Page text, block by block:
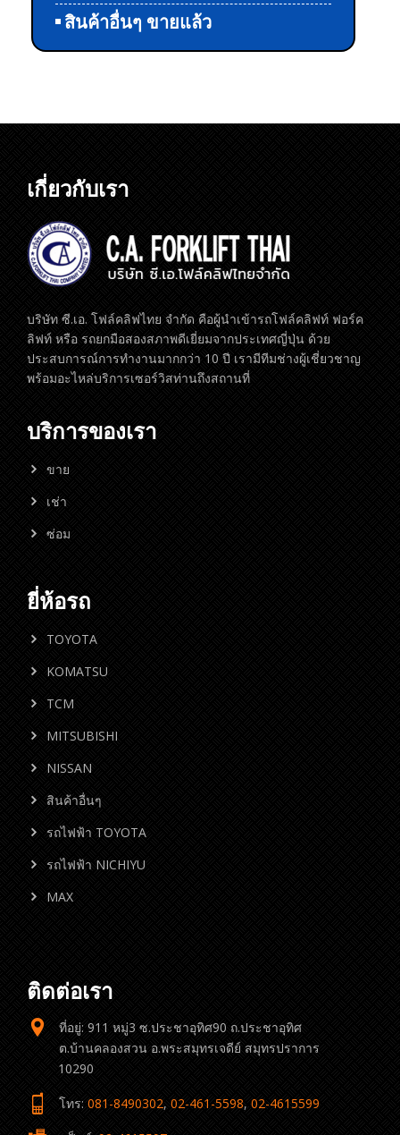
สินค้าอื่นๆ ขายแล้ว
เกี่ยวกับเรา
บริษัท ซี.เอ. โฟล์คลิฟไทย จำกัด คือผู้นำเข้ารถโฟล์คลิฟท์ ฟอร์ค
ลิฟท์ หรือ รถยกมือสองสภาพดีเยี่ยมจากประเทศญี่ปุ่น ด้วย
ประสบการณ์การทำงานมากกว่า 10 ปี เรามีทีมช่างผู้เชี่ยวชาญ
พร้อมอะไหล่บริการเซอร์วิสท่านถึงสถานที่
บริการของเรา
ขาย
เช่า
ซ่อม
ยี่ห้อรถ
TOYOTA
KOMATSU
TCM
MITSUBISHI
NISSAN
สินค้าอื่นๆ
รถไฟฟ้า TOYOTA
รถไฟฟ้า NICHIYU
MAX
ติดต่อเรา
ที่อยู่: 911 หมู่3 ซ.ประชาอุทิศ90 ถ.ประชาอุทิศ
ต.บ้านคลองสวน อ.พระสมุทรเจดีย์ สมุทรปราการ
10290
โทร: 081-8490302, 02-461-5598, 02-4615599